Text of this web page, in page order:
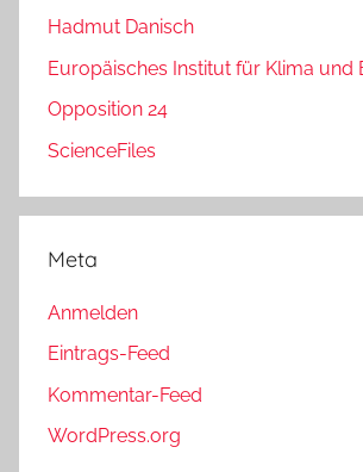
Hadmut Danisch
Europäisches Institut für Klima und
Opposition 24
ScienceFiles
Meta
Anmelden
Eintrags-Feed
Kommentar-Feed
WordPress.org